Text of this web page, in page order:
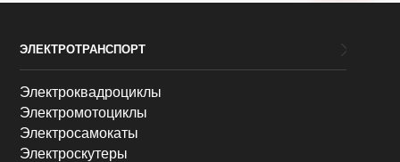
ЭЛЕКТРОТРАНСПОРТ
Электроквадроциклы
Электромотоциклы
Электросамокаты
Электроскутеры